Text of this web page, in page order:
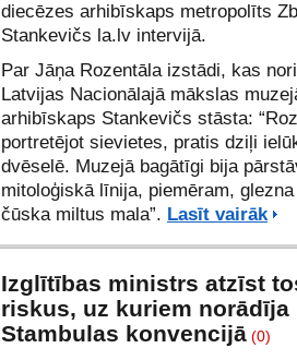
diecēzes arhibīskaps metropolīts
Stankevičs la.lv intervijā.
Par Jāņa Rozentāla izstādi, kas
Latvijas Nacionālajā mākslas
arhibīskaps Stankevičs stāsta:
portretējot sievietes, pratis dziļi
dvēselē. Muzejā bagātīgi bija
mitoloģiskā līnija, piemēram, glezna
čūska miltus mala”. Lasīt vairāk
Izglītības ministrs atzīst
riskus, uz kuriem norādīja
Stambulas konvencijā (0)